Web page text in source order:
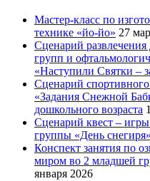
Мастер-класс по
технике «йо-йо» 27
Сценарий развлечения
групп и
«Наступили Святки –
Сценарий спортивного
«Задания Снежной
дошкольного возраста
Сценарий квест –
группы «День снегиря»
Конспект занятия по
миром во 2 младшей
января 2026